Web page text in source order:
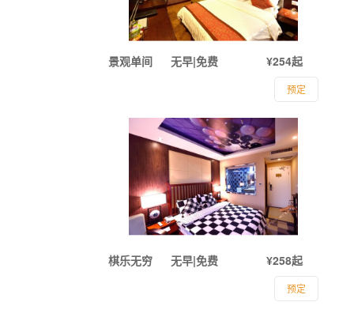
景观单间 ¥254起
无早|免费
预定
棋乐无穷 ¥258起
无早|免费
预定